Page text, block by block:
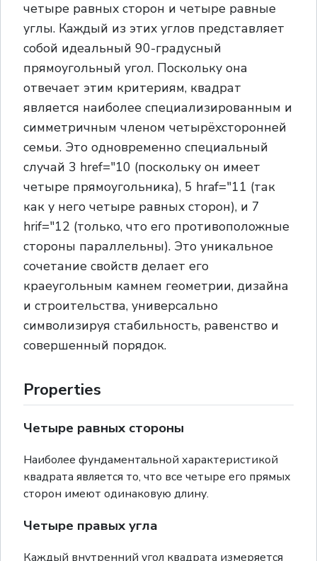
четыре равных сторон и четыре равные
углы. Каждый из этих углов представляет
собой идеальный 90-градусный
прямоугольный угол. Поскольку она
отвечает этим критериям, квадрат
является наиболее специализированным и
симметричным членом четырёхсторонней
семьи. Это одновременно специальный
случай 3 href="10 (поскольку он имеет
четыре прямоугольника), 5 hraf="11 (так
как у него четыре равных сторон), и 7
hrif="12 (только, что его противоположные
стороны параллельны). Это уникальное
сочетание свойств делает его
краеугольным камнем геометрии, дизайна
и строительства, универсально
символизируя стабильность, равенство и
совершенный порядок.
Properties
Четыре равных стороны
Наиболее фундаментальной характеристикой
квадрата является то, что все четыре его прямых
сторон имеют одинаковую длину.
Четыре правых угла
Каждый внутренний угол квадрата измеряется